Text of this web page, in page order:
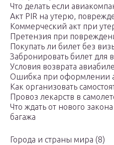
Что делать если
Акт PIR на утерю,
Коммерческий акт при
Претензия при
Покупать ли билет без
Забронировать билет для
Условия возврата
Ошибка при оформлении
Как организовать
Провоз лекарств в
Что ждать от нового
багажа
Города и страны мира (8)